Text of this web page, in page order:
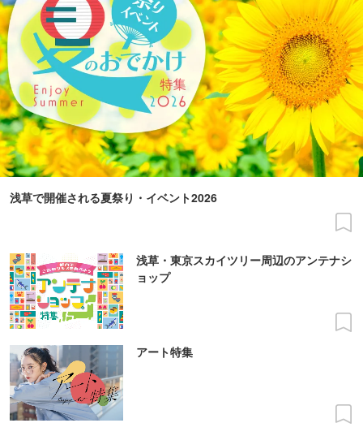
浅草で開催される夏祭り・イベント2026
浅草・東京スカイツリー周辺のアンテナシ
ョップ
アート特集